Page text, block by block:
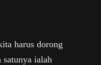
harus dorong
satunya ialah